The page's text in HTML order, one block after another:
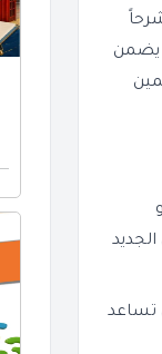
يضمن
تساعد